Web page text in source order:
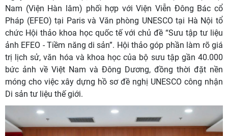
Nam (Viện Hàn lâm) phối hợp với Viện Viễn Đông Bác cổ
Pháp (EFEO) tại Paris và Văn phòng UNESCO tại Hà Nội tổ
chức Hội thảo khoa học quốc tế với chủ đề “Sưu tập tư liệu
ảnh EFEO - Tiềm năng di sản”. Hội thảo góp phần làm rõ giá
trị lịch sử, văn hóa và khoa học của bộ sưu tập gần 40.000
bức ảnh về Việt Nam và Đông Dương, đồng thời đặt nền
móng cho việc xây dựng hồ sơ đề nghị UNESCO công nhận
Di sản tư liệu thế giới.